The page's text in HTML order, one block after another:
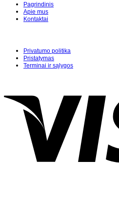
Pagrindinis
Apie mus
Kontaktai
Privatumo politika
Pristatymas
Terminai ir sąlygos